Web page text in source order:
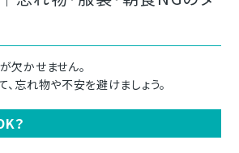
欠かせません。
忘れ物や不安を避けましょう。
？